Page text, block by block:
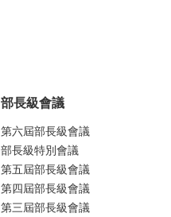
部長級會議
第六屆部長級會議
部長級特別會議
第五屆部長級會議
第四屆部長級會議
第三屆部長級會議